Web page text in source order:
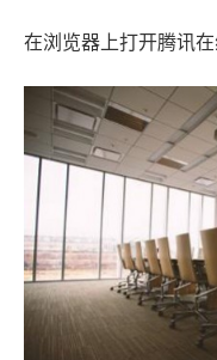
在浏览器上打开腾讯